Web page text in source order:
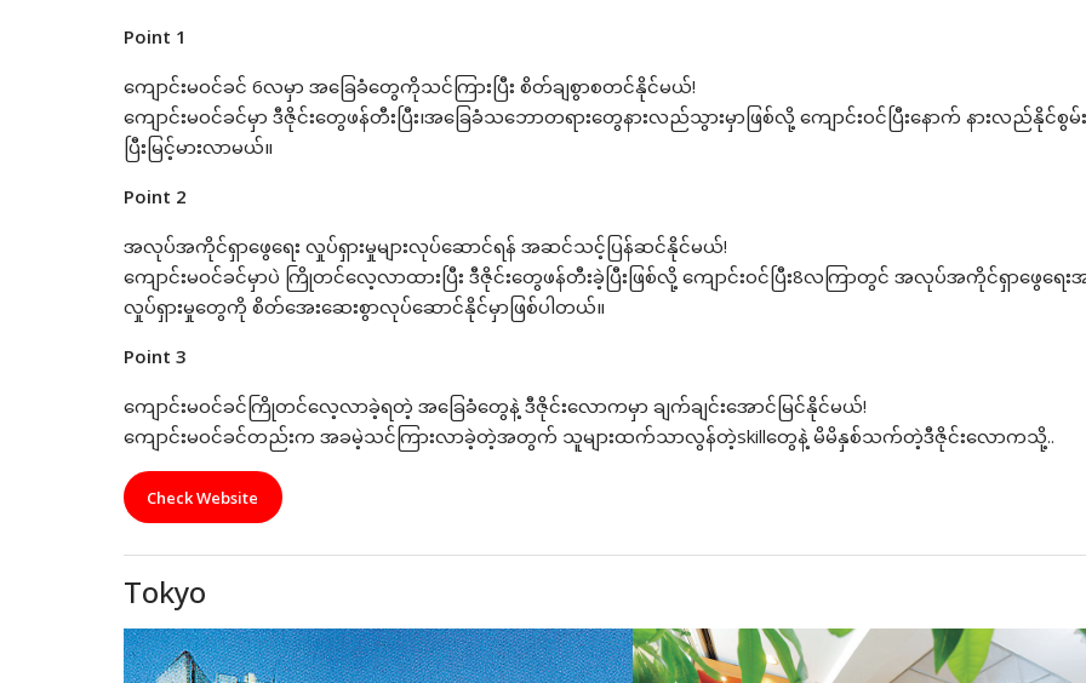
Point 1
ကျောင်းမ၀င်ခင် 6လမှာ အခြေခံတွေကိုသင်ကြားပြီး စိတ်ချစွာစတင်နိုင်မယ်!
ကျောင်းမ၀င်ခင်မှာ ဒီဇိုင်းတွေဖန်တီးပြီး၊အခြေခံသဘောတရားတွေနားလည်သွားမှာဖြစ်လို့ ကျောင်း၀င်ပြီးနောက် နားလည်နိုင်စွ
ပြီးမြင့်မားလာမယ်။
Point 2
အလုပ်အကိုင်ရှာဖွေရေး လှုပ်ရှားမှုများလုပ်ဆောင်ရန် အဆင်သင့်ပြန်ဆင်နိုင်မယ်!
ကျောင်းမ၀င်ခင်မှာပဲ ကြိုတင်လေ့လာထားပြီး ဒီဇိုင်းတွေဖန်တီးခဲ့ပြီးဖြစ်လို့ ကျောင်း၀င်ပြီး8လကြာတွင် အလုပ်အကိုင်ရှာဖွေရ
လှုပ်ရှားမှုတွေကို စိတ်အေးဆေးစွာလုပ်ဆောင်နိုင်မှာဖြစ်ပါတယ်။
Point 3
ကျောင်းမ၀င်ခင်ကြိုတင်လေ့လာခဲ့ရတဲ့ အခြေခံတွေနဲ့ ဒီဇိုင်းလောကမှာ ချက်ချင်းအောင်မြင်နိုင်မယ်!
ကျောင်းမ၀င်ခင်တည်းက အခမဲ့သင်ကြားလာခဲ့တဲ့အတွက် သူများထက်သာလွန်တဲ့skillတွေနဲ့ မိမိနှစ်သက်တဲ့ဒီဇိုင်းလောကသို့..
Check Website
Tokyo